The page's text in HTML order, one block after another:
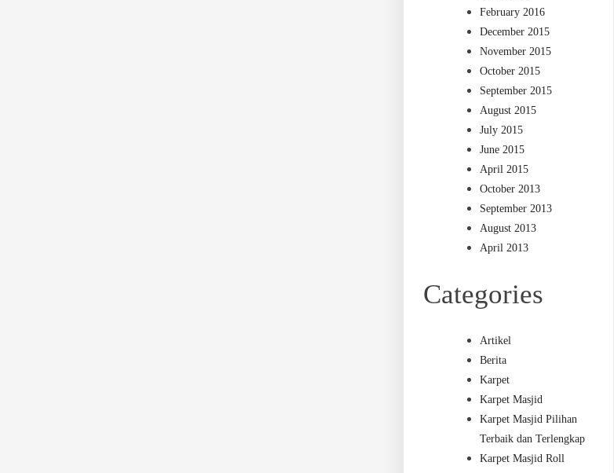
February 2016
December 2015
November 2015
October 2015
September 2015
August 2015
July 2015
June 2015
April 2015
October 2013
September 2013
August 2013
April 2013
Categories
Artikel
Berita
Karpet
Karpet Masjid
Karpet Masjid Pilihan
Terbaik dan Terlengkap
Karpet Masjid Roll